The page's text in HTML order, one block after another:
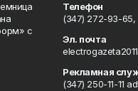
с
Телефон
(347) 272-93-
Эл. почта
Рекламная
(347) 250-11-11